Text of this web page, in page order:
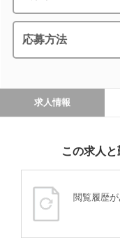
応募方法
求人情報
この求人
閲覧履歴